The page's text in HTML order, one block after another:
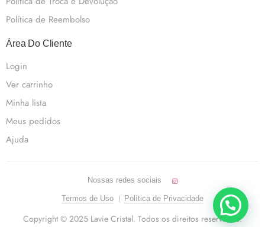
Política de Reembolso
Área Do Cliente
Login
Ver carrinho
Minha lista
Meus pedidos
Ajuda
Copyright © 2025 Lavie Cristal. Todos os direitos reservados.
Termos de Uso Política de Privacidade
Nossas redes sociais